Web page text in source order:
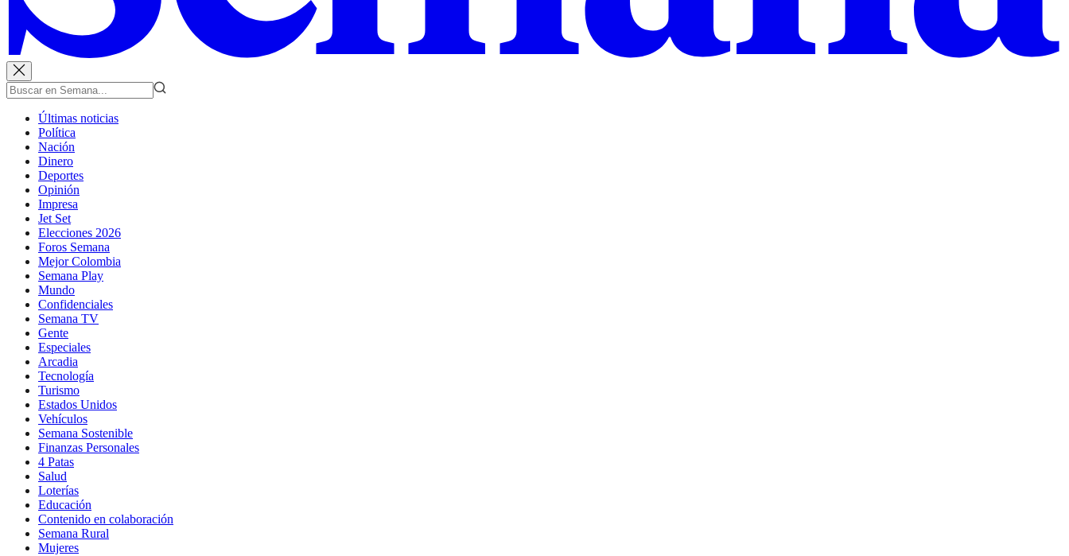
Últimas noticias
Política
Nación
Dinero
Deportes
Opinión
Impresa
Jet Set
Elecciones 2026
Foros Semana
Mejor Colombia
Semana Play
Mundo
Confidenciales
Semana TV
Gente
Especiales
Arcadia
Tecnología
Turismo
Estados Unidos
Vehículos
Semana Sostenible
Finanzas Personales
4 Patas
Salud
Loterías
Educación
Contenido en colaboración
Semana Rural
Mujeres